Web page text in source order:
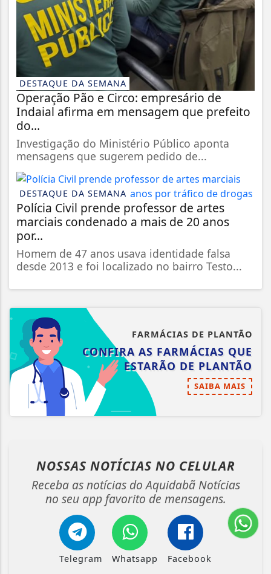
DESTAQUE DA SEMANA
Operação Pão e Circo: empresário de
Indaial afirma em mensagem que prefeito
do...
Investigação do Ministério Público aponta
mensagens que sugerem pedido de...
DESTAQUE DA SEMANA
Polícia Civil prende professor de artes
marciais condenado a mais de 20 anos
por...
Homem de 47 anos usava identidade falsa
desde 2013 e foi localizado no bairro Testo...
FARMÁCIAS DE PLANTÃO
CONFIRA AS FARMÁCIAS QUE
ESTARÃO DE PLANTÃO
SAIBA MAIS
NOSSAS NOTÍCIAS NO CELULAR
Receba as notícias do Aquidabã Notícias
no seu app favorito de mensagens.
Telegram Whatsapp Facebook